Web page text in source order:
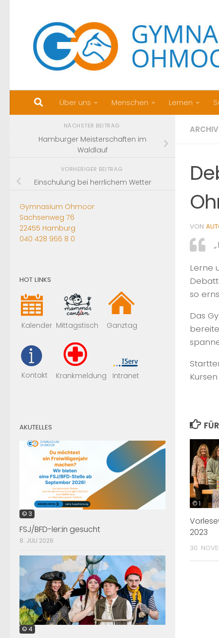
Über uns Menschen Lernen
ARCHIV
VON
Lerne
so
Das
© 1
2023
30.
NÄCHSTER BEITRAG
Hamburger Meisterschaften im
Waldlauf
VORHERIGER BEITRAG
Einschulung bei herrlichem Wetter
Gymnasium Ohmoor
Sachsenweg 76
22455 Hamburg
040 428 966 8 0
HOT LINKS
Kalender Mittagstisch Ganztag
Kontakt Krankmeldung Intranet
AKUTELLES
© 3
FSJ/BFD-ler:in gesucht
8. JULI 2026
© 4